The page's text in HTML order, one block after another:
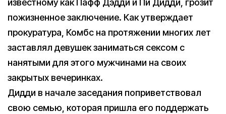
известному как Пафф Дэдди и Пи Дидди, грозит
пожизненное заключение. Как утверждает
прокуратура, Комбс на протяжении многих лет
заставлял девушек заниматься сексом с
нанятыми для этого мужчинами на своих
закрытых вечеринках.
Дидди в начале заседания поприветствовал
свою семью, которая пришла его поддержать